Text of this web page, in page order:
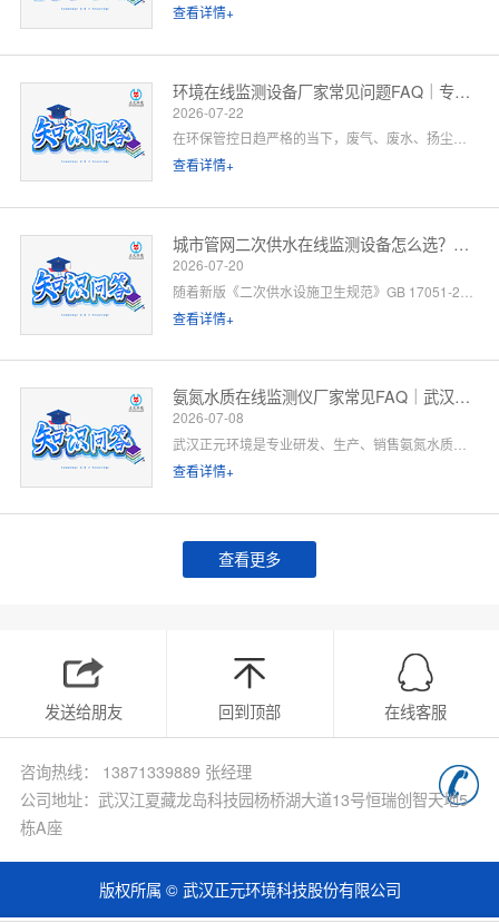
查看详情+
环境在线监测设备厂家常见问题FAQ｜专业厂家答疑解惑
2026-07-22
在环保管控日趋严格的当下，废气、废水、扬尘、噪声等环境在线监测设备已成为工矿企业、园区、市政工程必备的合规配套设施。很多客户在选型、合作、安装运维过程中，常会遇到厂家资质、设备精度、数据联网、售后保障等各类问题。 作为专业环境在线监测设备源头厂家，我们深耕环境监测领域多年，拥有自主研发、生产、销售、运维全链条服务能力。下面针对行业高频咨询问题，整理系统化FAQ答疑，一站式解决您的合作与选型顾虑。 一、厂家实力与资质相关问题
查看详情+
城市管网二次供水在线监测设备怎么选？水务单位高频 FAQ
2026-07-20
查看详情+
氨氮水质在线监测仪厂家常见FAQ｜武汉正元环境专业解答
2026-07-08
查看详情+
查看更多
发送给朋友 回到顶部 在线客服
咨询热线： 13871339889 张经理
公司地址：武汉江夏藏龙岛科技园杨桥湖大道13号恒瑞创智天地5
栋A座
版权所属 © 武汉正元环境科技股份有限公司